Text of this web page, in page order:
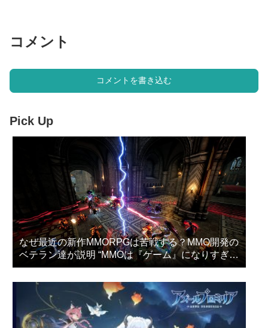
コメント
コメントを書き込む
Pick Up
なぜ最近の新作MMORPGは苦戦する？MMO開発の
ベテラン達が説明 “MMOは『ゲーム』になりすぎ
た”